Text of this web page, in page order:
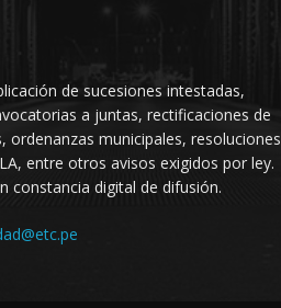
de sucesiones intestadas,
a juntas, rectificaciones de
municipales, resoluciones
entre otros avisos exigidos por ley.
constancia digital de difusión.